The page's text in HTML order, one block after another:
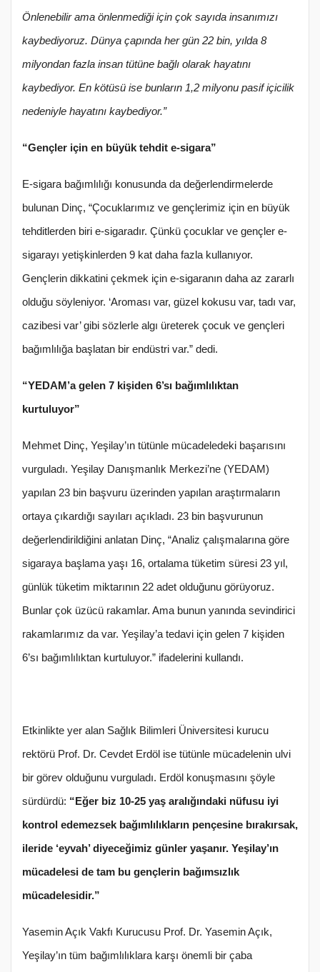
Önlenebilir ama önlenmediği için çok sayıda insanımızı
kaybediyoruz. Dünya çapında her gün 22 bin, yılda 8
milyondan fazla insan tütüne bağlı olarak hayatını
kaybediyor. En kötüsü ise bunların 1,2 milyonu pasif içicilik
nedeniyle hayatını kaybediyor.”
“Gençler için en büyük tehdit e-sigara”
E-sigara bağımlılığı konusunda da değerlendirmelerde
bulunan Dinç, “Çocuklarımız ve gençlerimiz için en büyük
tehditlerden biri e-sigaradır. Çünkü çocuklar ve gençler e-
sigarayı yetişkinlerden 9 kat daha fazla kullanıyor.
Gençlerin dikkatini çekmek için e-sigaranın daha az zararlı
olduğu söyleniyor. ‘Aroması var, güzel kokusu var, tadı var,
cazibesi var’ gibi sözlerle algı üreterek çocuk ve gençleri
bağımlılığa başlatan bir endüstri var.” dedi.
“YEDAM’a gelen 7 kişiden 6’sı bağımlılıktan
kurtuluyor”
Mehmet Dinç, Yeşilay’ın tütünle mücadeledeki başarısını
vurguladı. Yeşilay Danışmanlık Merkezi’ne (YEDAM)
yapılan 23 bin başvuru üzerinden yapılan araştırmaların
ortaya çıkardığı sayıları açıkladı. 23 bin başvurunun
değerlendirildiğini anlatan Dinç, “Analiz çalışmalarına göre
sigaraya başlama yaşı 16, ortalama tüketim süresi 23 yıl,
günlük tüketim miktarının 22 adet olduğunu görüyoruz.
Bunlar çok üzücü rakamlar. Ama bunun yanında sevindirici
rakamlarımız da var. Yeşilay’a tedavi için gelen 7 kişiden
6’sı bağımlılıktan kurtuluyor.” ifadelerini kullandı.
Etkinlikte yer alan Sağlık Bilimleri Üniversitesi kurucu
rektörü Prof. Dr. Cevdet Erdöl ise tütünle mücadelenin ulvi
bir görev olduğunu vurguladı. Erdöl konuşmasını şöyle
sürdürdü: “Eğer biz 10-25 yaş aralığındaki nüfusu iyi
kontrol edemezsek bağımlılıkların pençesine bırakırsak,
ileride ‘eyvah’ diyeceğimiz günler yaşanır. Yeşilay’ın
mücadelesi de tam bu gençlerin bağımsızlık
mücadelesidir.”
Yasemin Açık Vakfı Kurucusu Prof. Dr. Yasemin Açık,
Yeşilay’ın tüm bağımlılıklara karşı önemli bir çaba